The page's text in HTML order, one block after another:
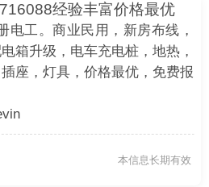
经验丰富价格最优
电工。商业民用，新房布线，
箱升级，电车充电桩，地热，
座，灯具，价格最优，免费报
本信息长期有效